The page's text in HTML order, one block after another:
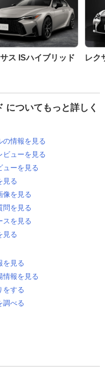
ス ISハイブリッド レク
についてもっと詳しく
の情報を見る
ビューを見る
ューを見る
見る
像を見る
問を見る
スを見る
見る
を見る
情報を見る
をする
調べる